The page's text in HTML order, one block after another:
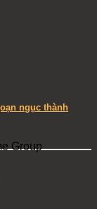
ngục thành
Group